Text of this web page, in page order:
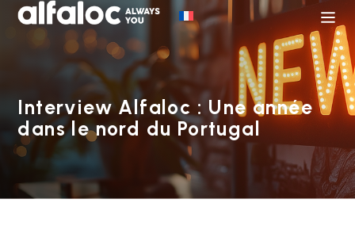
Interview Alfaloc : Une année
dans le nord du Portugal